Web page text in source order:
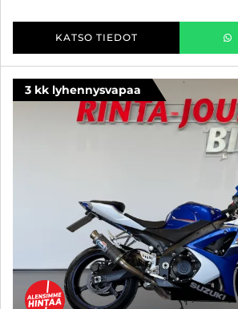
KATSO TIEDOT
3 kk lyhennysvapaa